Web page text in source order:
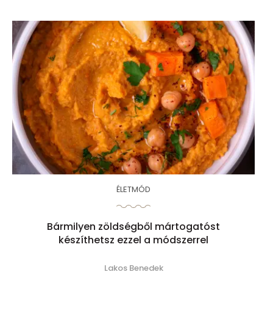
ÉLETMÓD
Bármilyen zöldségből mártogatóst
készíthetsz ezzel a módszerrel
Lakos Benedek